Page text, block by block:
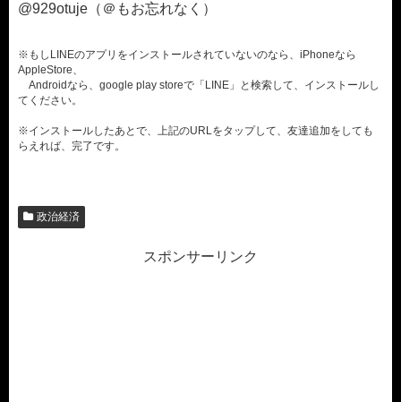
@929otuje（＠もお忘れなく）
※もしLINEのアプリをインストールされていないのなら、iPhoneなら
AppleStore、
Androidなら、google play storeで「LINE」と検索して、インストールし
てください。
※インストールしたあとで、上記のURLをタップして、友達追加をしても
らえれば、完了です。
政治経済
スポンサーリンク